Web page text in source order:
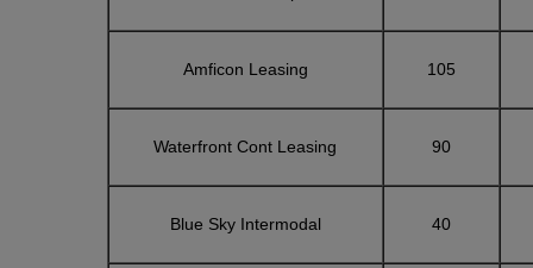
Amficon Leasing 105
Waterfront Cont Leasing 90
Blue Sky Intermodal 40